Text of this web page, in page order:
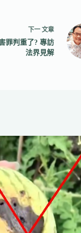
下一 文章
罪判重了? 專訪
法界見解